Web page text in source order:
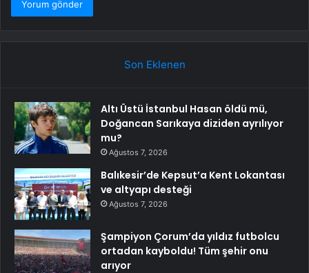
Son Eklenen
Altı Üstü İstanbul Hasan öldü mü,
Doğancan Sarıkaya diziden ayrılıyor
mu?
Ağustos 7, 2026
Balıkesir’de Kepsut’a Kent Lokantası
ve altyapı desteği
Ağustos 7, 2026
Şampiyon Çorum’da yıldız futbolcu
ortadan kayboldu! Tüm şehir onu
arıyor